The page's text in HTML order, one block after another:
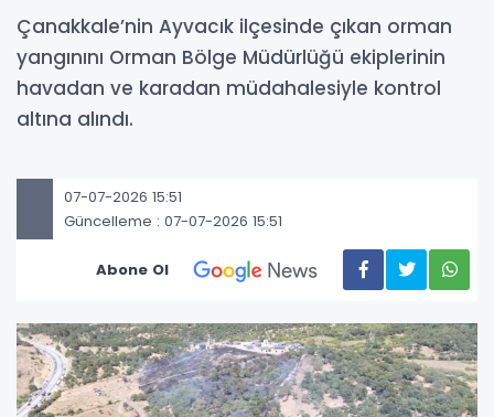
Çanakkale’nin Ayvacık ilçesinde çıkan orman
yangınını Orman Bölge Müdürlüğü ekiplerinin
havadan ve karadan müdahalesiyle kontrol
altına alındı.
07-07-2026 15:51
Güncelleme : 07-07-2026 15:51
Abone Ol